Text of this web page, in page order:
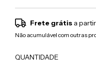
Frete grátis a
Não acumulável com outras
QUANTIDADE